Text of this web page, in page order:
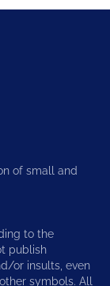
of small and
to the
publish
or insults, even
symbols. All